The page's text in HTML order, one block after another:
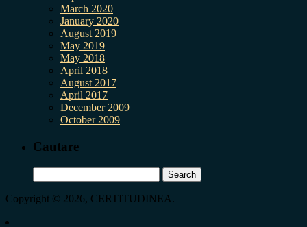
March 2020
January 2020
August 2019
May 2019
May 2018
April 2018
August 2017
April 2017
December 2009
October 2009
Cautare
for:
Copyright © 2026, CERTITUDINEA.